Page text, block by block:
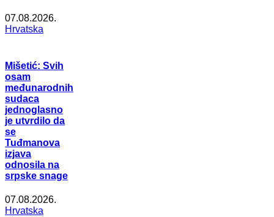
07.08.2026.
Hrvatska
Mišetić: Svih
osam
međunarodnih
sudaca
jednoglasno
je utvrdilo da
se
Tuđmanova
izjava
odnosila na
srpske snage
07.08.2026.
Hrvatska